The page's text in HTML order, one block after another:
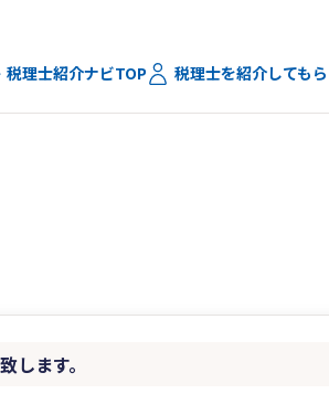
税理士紹介ナビTOP 税理士を紹介しても
します。